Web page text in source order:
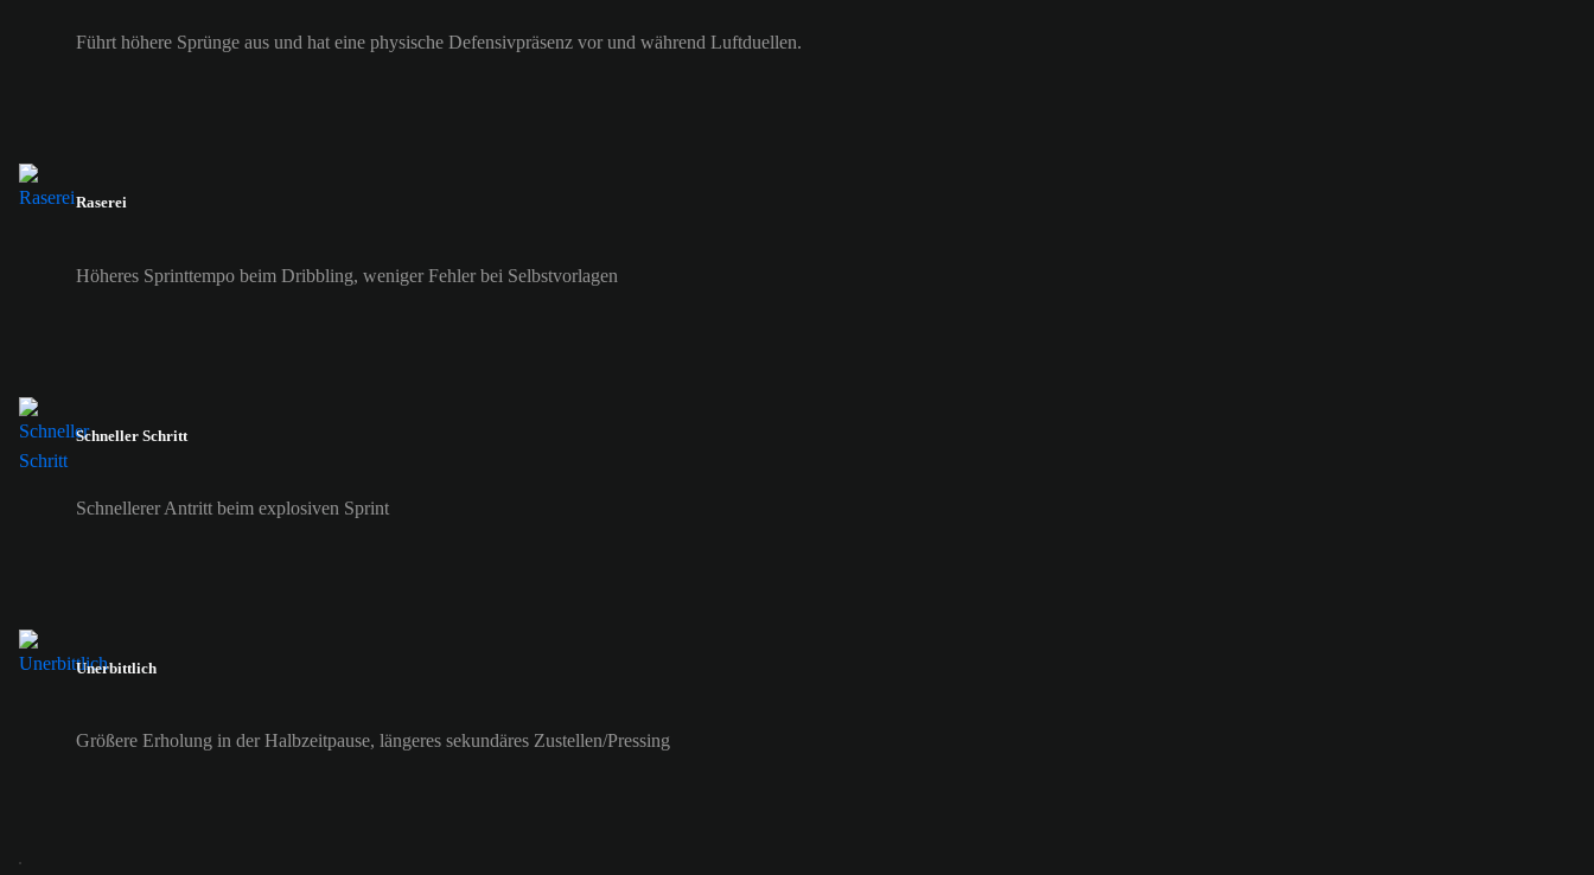
Führt höhere Sprünge aus und hat eine physische Defensivpräsenz vor und während Luftduellen.
Raserei
Höheres Sprinttempo beim Dribbling, weniger Fehler bei Selbstvorlagen
Schneller Schritt
Schnellerer Antritt beim explosiven Sprint
Unerbittlich
Größere Erholung in der Halbzeitpause, längeres sekundäres Zustellen/Pressing